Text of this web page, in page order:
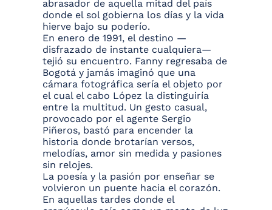
abrasador de aquella mitad del país
donde el sol gobierna los días y la vida
hierve bajo su poderío.
En enero de 1991, el destino —
disfrazado de instante cualquiera—
tejió su encuentro. Fanny regresaba de
Bogotá y jamás imaginó que una
cámara fotográfica sería el objeto por
el cual el cabo López la distinguiría
entre la multitud. Un gesto casual,
provocado por el agente Sergio
Piñeros, bastó para encender la
historia donde brotarían versos,
melodías, amor sin medida y pasiones
sin relojes.
La poesía y la pasión por enseñar se
volvieron un puente hacia el corazón.
En aquellas tardes donde el